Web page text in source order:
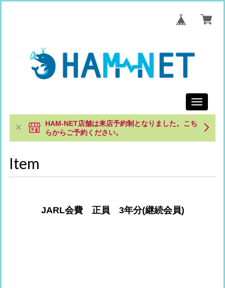
Toggle
HAM-NET店舗は来店予約制となりました。こち
らからご予約ください。
Item
JARL会費 正員 3年分(継続会員)